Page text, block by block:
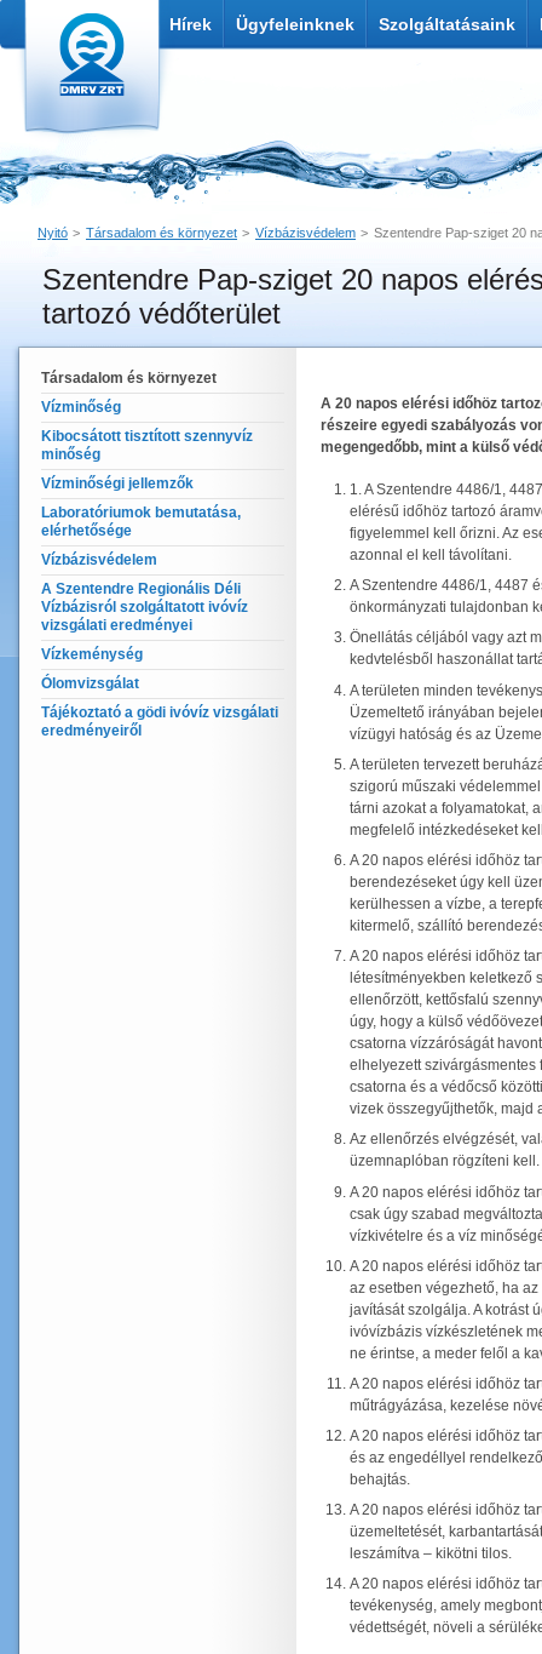
Hírek Ügyfeleinknek Szolgáltatásaink
Nyitó Társadalom és környezet Vízbázisvédelem Szentendre Pap-sziget 20
Szentendre Pap-sziget 20 napos
tartozó védőterület
Link küldése
Nyomtatás
Társadalom és környezet
Vízminőség
Kibocsátott tisztított szennyvíz
minőség
Vízminőségi jellemzők
Laboratóriumok bemutatása,
elérhetősége
Vízbázisvédelem
A Szentendre Regionális Déli
Vízbázisról szolgáltatott ivóvíz
vizsgálati eredményei
Vízkeménység
Ólomvizsgálat
Tájékoztató a gödi ivóvíz vizsgálati
eredményeiről
A 20 napos elérési időhöz
részeire egyedi szabályozás
megengedőbb, mint a külső
1. A Szentendre 4486/1,
elérésű időhöz tartozó
figyelemmel kell őrizni. Az
azonnal el kell távolítani.
A Szentendre 4486/1, 4487
önkormányzati tulajdonban
Önellátás céljából vagy azt
kedvtelésből haszonállat
A területen minden
Üzemeltető irányában
vízügyi hatóság és az
A területen tervezett
szigorú műszaki
tárni azokat a folyamatokat,
megfelelő intézkedéseket
A 20 napos elérési időhöz
berendezéseket úgy kell
kerülhessen a vízbe, a
kitermelő, szállító
A 20 napos elérési időhöz
létesítményekben keletkező
ellenőrzött, kettősfalú
úgy, hogy a külső
csatorna vízzáróságát
elhelyezett
csatorna és a védőcső
vizek összegyűjthetők, majd
Az ellenőrzés elvégzését,
üzemnaplóban rögzíteni kell.
A 20 napos elérési időhöz
csak úgy szabad
vízkivételre és a víz
A 20 napos elérési időhöz
az esetben végezhető, ha
javítását szolgálja. A kotrást
ivóvízbázis vízkészletének
ne érintse, a meder felől a
A 20 napos elérési időhöz
műtrágyázása, kezelése
A 20 napos elérési időhöz
és az engedéllyel
behajtás.
A 20 napos elérési időhöz
üzemeltetését,
leszámítva – kikötni tilos.
A 20 napos elérési időhöz
tevékenység, amely
védettségét, növeli a